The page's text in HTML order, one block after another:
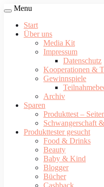
Menu
Start
Über uns
Media Kit
Impressum
Datenschutz
Kooperationen &
Gewinnspiele
Archiv
Sparen
Produkttest –
Schwangerschaft
Produkttester gesucht
Food & Drinks
Beauty
Baby & Kind
Blogger
Bücher
Cashback